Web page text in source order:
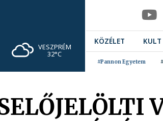
VESZPRÉM
32°C
KÖZÉLET KULT
#Pannon Egyetem